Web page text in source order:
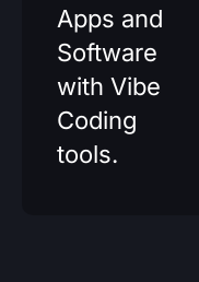
Apps and
Software
with Vibe
Coding
tools.